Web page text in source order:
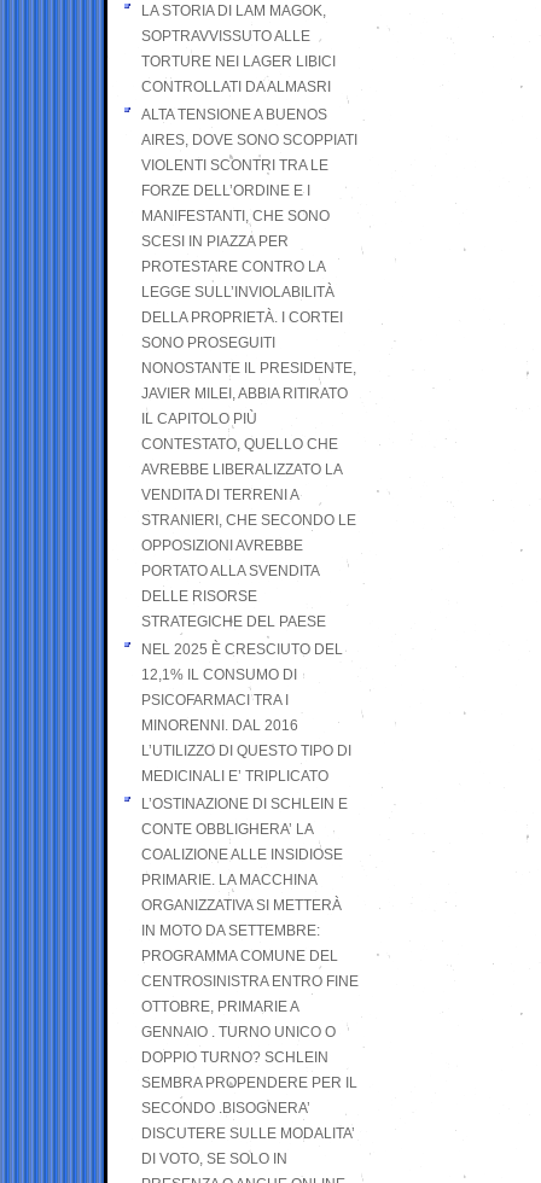
LA STORIA DI LAM MAGOK,
SOPTRAVVISSUTO ALLE
TORTURE NEI LAGER LIBICI
CONTROLLATI DA ALMASRI
ALTA TENSIONE A BUENOS
AIRES, DOVE SONO SCOPPIATI
VIOLENTI SCONTRI TRA LE
FORZE DELL’ORDINE E I
MANIFESTANTI, CHE SONO
SCESI IN PIAZZA PER
PROTESTARE CONTRO LA
LEGGE SULL’INVIOLABILITÀ
DELLA PROPRIETÀ. I CORTEI
SONO PROSEGUITI
NONOSTANTE IL PRESIDENTE,
JAVIER MILEI, ABBIA RITIRATO
IL CAPITOLO PIÙ
CONTESTATO, QUELLO CHE
AVREBBE LIBERALIZZATO LA
VENDITA DI TERRENI A
STRANIERI, CHE SECONDO LE
OPPOSIZIONI AVREBBE
PORTATO ALLA SVENDITA
DELLE RISORSE
STRATEGICHE DEL PAESE
NEL 2025 È CRESCIUTO DEL
12,1% IL CONSUMO DI
PSICOFARMACI TRA I
MINORENNI. DAL 2016
L’UTILIZZO DI QUESTO TIPO DI
MEDICINALI E’ TRIPLICATO
L’OSTINAZIONE DI SCHLEIN E
CONTE OBBLIGHERA’ LA
COALIZIONE ALLE INSIDIOSE
PRIMARIE. LA MACCHINA
ORGANIZZATIVA SI METTERÀ
IN MOTO DA SETTEMBRE:
PROGRAMMA COMUNE DEL
CENTROSINISTRA ENTRO FINE
OTTOBRE, PRIMARIE A
GENNAIO . TURNO UNICO O
DOPPIO TURNO? SCHLEIN
SEMBRA PROPENDERE PER IL
SECONDO .BISOGNERA’
DISCUTERE SULLE MODALITA’
DI VOTO, SE SOLO IN